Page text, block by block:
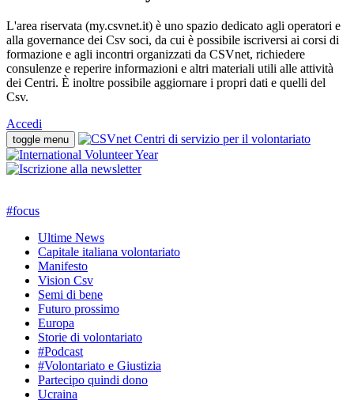
L'area riservata (my.csvnet.it) è uno spazio dedicato agli operatori e
alla governance dei Csv soci, da cui è possibile iscriversi ai corsi di
formazione e agli incontri organizzati da CSVnet, richiedere
consulenze e reperire informazioni e altri materiali utili alle attività
dei Centri. È inoltre possibile aggiornare i propri dati e quelli del
Csv.
Accedi
toggle menu
#focus
Ultime News
Capitale italiana volontariato
Manifesto
Vision Csv
Semi di bene
Futuro prossimo
Europa
Storie di volontariato
#Podcast
#Volontariato e Giustizia
Partecipo quindi dono
Ucraina